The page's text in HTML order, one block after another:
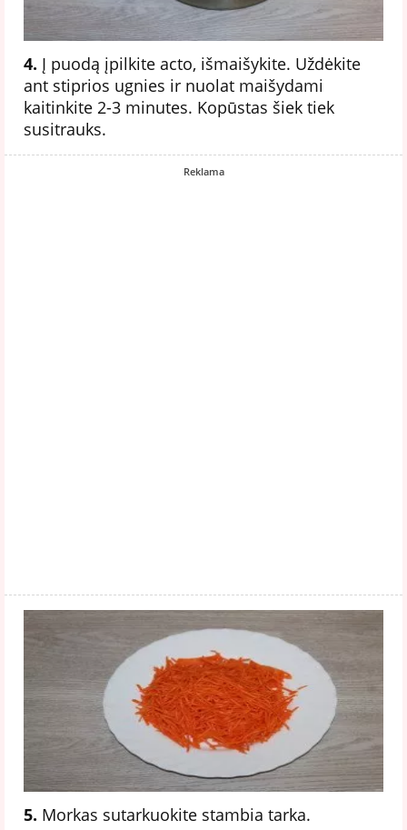
4. Į puodą įpilkite acto, išmaišykite. Uždėkite
ant stiprios ugnies ir nuolat maišydami
kaitinkite 2-3 minutes. Kopūstas šiek tiek
susitrauks.
Reklama
5. Morkas sutarkuokite stambia tarka.